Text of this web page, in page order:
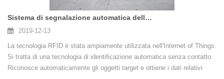
Sistema di segnalazione automatica delle fermate degli autobus basato su RFID
2019-12-13
La tecnologia RFID è stata ampiamente utilizzata nell'Internet of Things.
Si tratta di una tecnologia di identificazione automatica senza contatto.
Riconosce automaticamente gli oggetti target e ottiene i dati relativi